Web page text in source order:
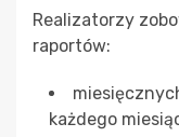
Realizatorzy
raportów:
każdego